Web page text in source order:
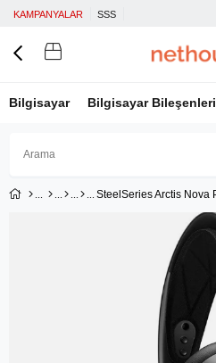
KAMPANYALAR SSS
Bilgisayar Bilgisayar Bileşenleri